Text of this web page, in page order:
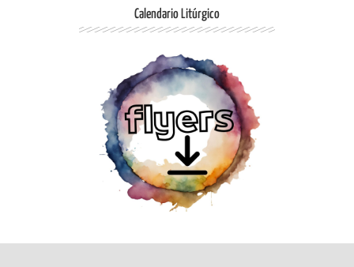
Calendario Litúrgico
Ingresar